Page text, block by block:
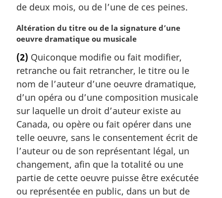
de deux mois, ou de l’une de ces peines.
N
o
e
m
a
r
i
n
a
l
:
Altération du titre ou de la signature d’une
oeuvre dramatique ou musicale
(2) Quiconque modifie ou fait modifier,
retranche ou fait retrancher, le titre ou le
nom de l’auteur d’une oeuvre dramatique,
d’un opéra ou d’une composition musicale
sur laquelle un droit d’auteur existe au
Canada, ou opère ou fait opérer dans une
telle oeuvre, sans le consentement écrit de
l’auteur ou de son représentant légal, un
changement, afin que la totalité ou une
partie de cette oeuvre puisse être exécutée
ou représentée en public, dans un but de